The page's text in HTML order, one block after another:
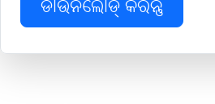
ଡାଉନଲୋଡ୍ କରନ୍ତୁ